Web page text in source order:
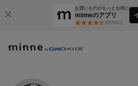
お買いものがもっとお得に
minneのアプリ
3万件以上